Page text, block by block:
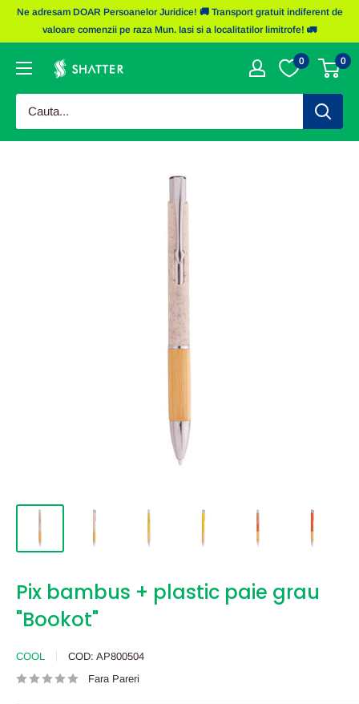
SaritiNe adresam DOAR Persoanelor Juridice! 🚚 Transport gratuit indiferent de
valoare comenzii pe raza Mun. Iasi si a localitatilor limitrofe! 🚛
Obiecte
Shatter
0 0
Pix bambus + plastic paie grau
"Bookot"
COOL COD: AP800504
Fara Pareri